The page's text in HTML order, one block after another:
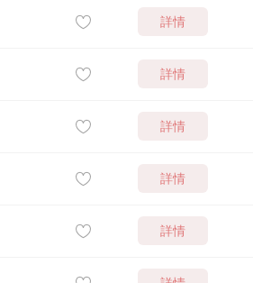
詳情
詳情
詳情
詳情
詳情